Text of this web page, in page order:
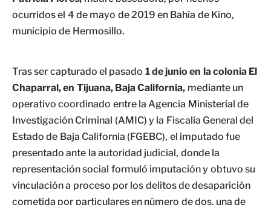
ocurridos el 4 de mayo de 2019 en Bahía de Kino,
municipio de Hermosillo.
Tras ser capturado el pasado 1 de junio en la colonia El
Chaparral, en Tijuana, Baja California, mediante un
operativo coordinado entre la Agencia Ministerial de
Investigación Criminal (AMIC) y la Fiscalía General del
Estado de Baja California (FGEBC), el imputado fue
presentado ante la autoridad judicial, donde la
representación social formuló imputación y obtuvo su
vinculación a proceso por los delitos de desaparición
cometida por particulares en número de dos, una de